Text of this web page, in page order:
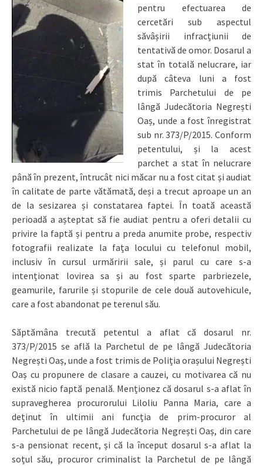
pentru efectuarea de
cercetări sub aspectul
săvâșirii infracțiunii de
tentativă de omor. Dosarul a
stat în totală nelucrare, iar
după câteva luni a fost
trimis Parchetului de pe
lângă Judecătoria Negrești
Oaș, unde a fost înregistrat
sub nr. 373/P/2015. Conform
petentului, și la acest
parchet a stat în nelucrare
până în prezent, întrucât nici măcar nu a fost citat și audiat
în calitate de parte vătămată, deși a trecut aproape un an
de la sesizarea și constatarea faptei. În toată această
perioadă a așteptat să fie audiat pentru a oferi detalii cu
privire la faptă și pentru a preda anumite probe, respectiv
fotografii realizate la fața locului cu telefonul mobil,
inclusiv în cursul urmăririi sale, și parul cu care s-a
intenționat lovirea sa și au fost sparte parbriezele,
geamurile, farurile și stopurile de cele două autovehicule,
care a fost abandonat pe terenul său.
Săptămâna trecută petentul a aflat că dosarul nr.
373/P/2015 se află la Parchetul de pe lângă Judecătoria
Negrești Oaș, unde a fost trimis de Poliția orașului Negrești
Oaș cu propunere de clasare a cauzei, cu motivarea că nu
există nicio faptă penală. Menționez că dosarul s-a aflat în
supravegherea procurorului Liloliu Panna Maria, care a
deținut în ultimii ani funcția de prim-procuror al
Parchetului de pe lângă Judecătoria Negrești Oaș, din care
s-a pensionat recent, și că la început dosarul s-a aflat la
soțul său, procuror criminalist la Parchetul de pe lângă